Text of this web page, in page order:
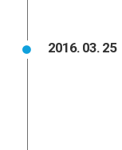
2016. 03. 25